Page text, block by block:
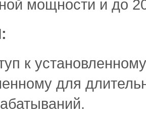
мощности и до
к
для